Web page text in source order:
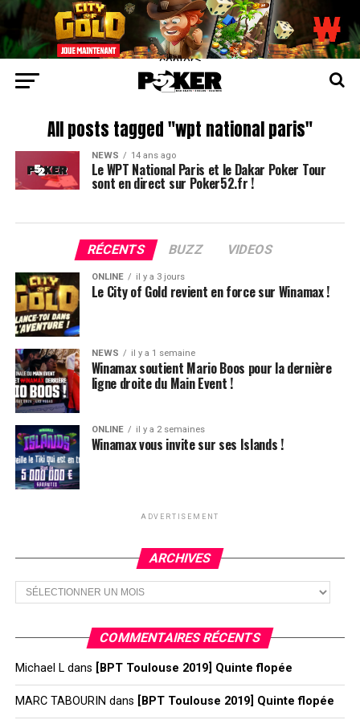
center>
All posts tagged "wpt national paris"
NEWS 14 ans ago
Le WPT National Paris et le Dakar Poker Tour
sont en direct sur Poker52.fr !
RÉCENTS BUZZ VIDEOS
ONLINE il y a 3 jours
Le City of Gold revient en force sur Winamax !
NEWS il y a 1 semaine
Winamax soutient Mario Boos pour la dernière
ligne droite du Main Event !
ONLINE il y a 2 semaines
Winamax vous invite sur ses Islands !
ADVERTISEMENT
ARCHIVES
Archives
COMMENTAIRES RÉCENTS
Michael Ldans [BPT Toulouse 2019] Quinte flopée
MARC TABOURIN dans [BPT Toulouse 2019] Quinte flopée